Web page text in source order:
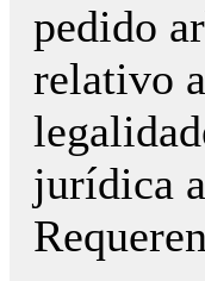
pedido
relativo
jurídica